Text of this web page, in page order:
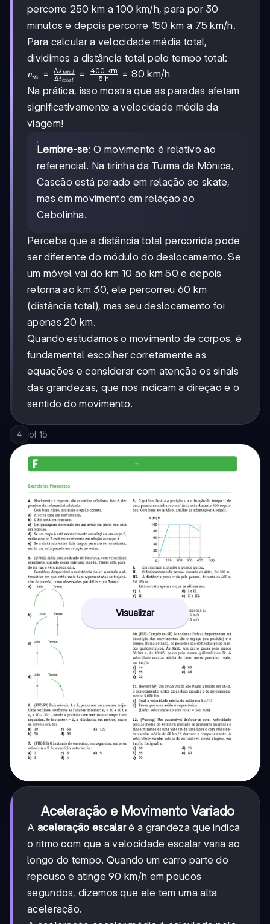
3t
percorre 250 km a 100 km/h, para por 30
minutos e depois percorre 150 km a 75 km/h.
Para calcular a velocidade média total,
dividimos a distância total pelo tempo total:
v_m =
\frac{\Delta
s_{total}}
{\Delta
t_{total}} =
\text{ km}}
h}} = 80
\text{
km/h}
vm = Δttotal
Δs total = 5h
400 km = 80 km/h
Na prática, isso mostra que as paradas afetam
significativamente a velocidade média da
viagem!
Lembre-se: O movimento é relativo ao
referencial. Na tirinha da Turma da Mônica,
Cascão está parado em relação ao skate,
mas em movimento em relação ao
Cebolinha.
Perceba que a distância total percorrida pode
ser diferente do módulo do deslocamento. Se
um móvel vai do km 10 ao km 50 e depois
retorna ao km 30, ele percorreu 60 km
(distância total), mas seu deslocamento foi
apenas 20 km.
Quando estudamos o movimento de corpos, é
fundamental escolher corretamente as
equações e considerar com atenção os sinais
das grandezas, que nos indicam a direção e o
sentido do movimento.
4 of 15
Visualizar
Aceleração e Movimento Variado
A aceleração escalaré a grandeza que indica
o ritmo com que a velocidade escalar varia ao
longo do tempo. Quando um carro parte do
repouso e atinge 90 km/h em poucos
segundos, dizemos que ele tem uma alta
aceleração.